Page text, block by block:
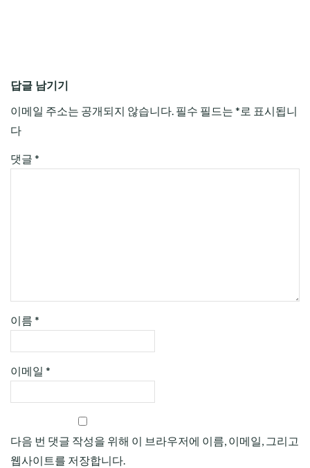
답글 남기기
이메일 주소는 공개되지 않습니다. 필수 필드는 * 로 표시됩니
다
댓글 *
이름 *
이메일 *
다음 번 댓글 작성을 위해 이 브라우저에 이름, 이메일, 그리고
웹사이트를 저장합니다.